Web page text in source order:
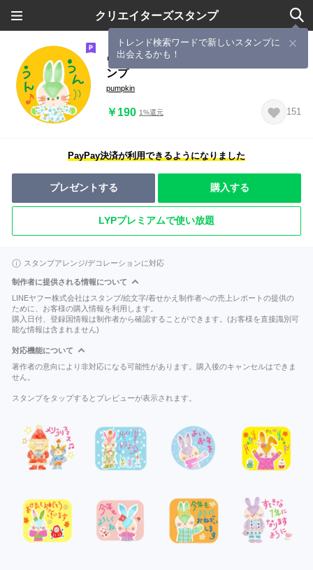
クリエイターズスタンプ
トレンド検索ワードで新しいスタンプに
出会えるかも！
ウサギのクリスマス＆正月＆日常スタ
ンプ
pumpkin
￥190 1%還元 151
PayPay決済が利用できるようになりました
プレゼントする 購入する
LYPプレミアムで使い放題
スタンプアレンジ/デコレーションに対応
制作者に提供される情報について
LINEヤフー株式会社はスタンプ/絵文字/着せかえ制作者への売上レポートの提供の
ために、お客様の購入情報を利用します。
購入日付、登録国情報は制作者から確認することができます。(お客様を直接識別可
能な情報は含まれません)
対応機能について
著作者の意向により非対応になる可能性があります。購入後のキャンセルはできま
せん。
スタンプをタップするとプレビューが表示されます。